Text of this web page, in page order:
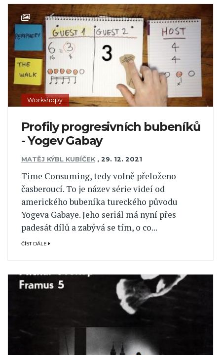
Workshopy
Profily progresivních bubeníků
- Yogev Gabay
MATĚJ KÝBL KUBÍČEK , 29. 12. 2021
Time Consuming, tedy volně přeloženo
časberoucí. To je název série videí od
amerického bubeníka tureckého původu
Yogeva Gabaye. Jeho seriál má nyní přes
padesát dílů a zabývá se tím, o co...
ČÍST DÁLE